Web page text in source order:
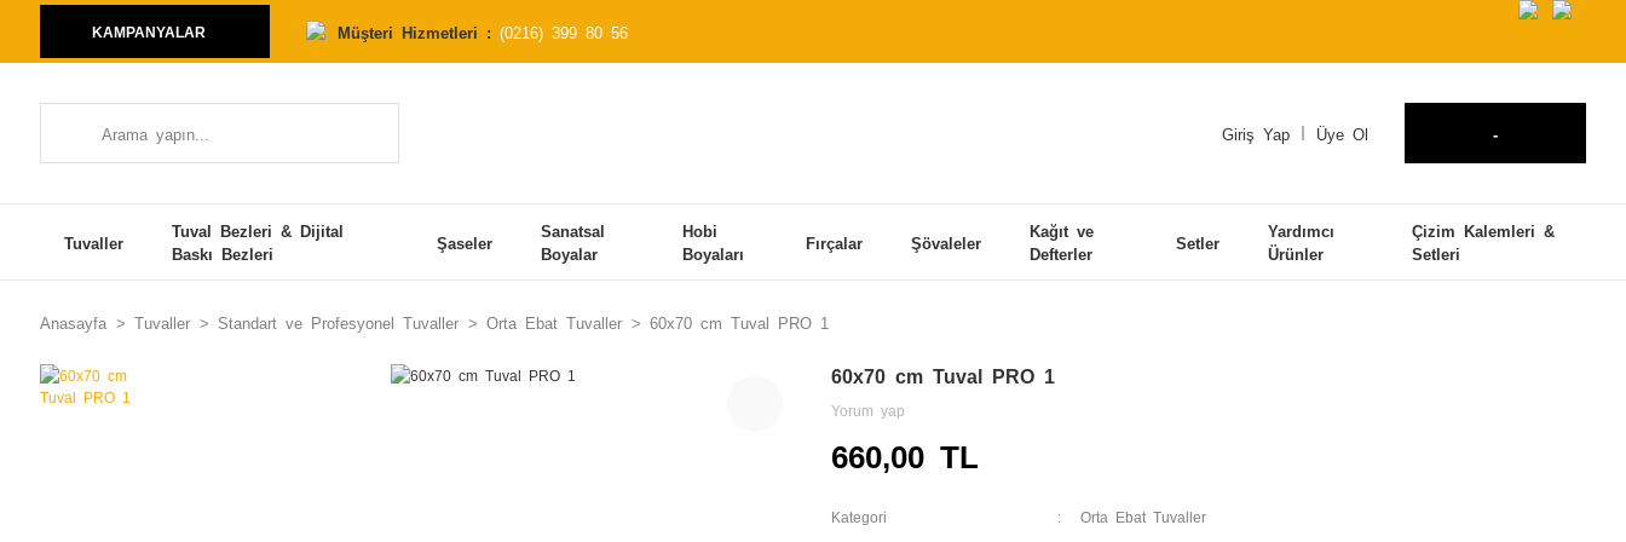
KAMPANYALAR Müşteri Hizmetleri : (0216) 399 80 56
Giriş Yap Üye Ol -
Tuvaller
Tuval Bezleri & Dijital
Baskı Bezleri
Şaseler
Sanatsal
Boyalar
Hobi
Boyaları
Fırçalar Şövaleler
Kağıt ve
Defterler
Setler
Yardımcı
Ürünler
Çizim Kalemleri &
Setleri
Anasayfa Tuvaller Standart ve Profesyonel Tuvaller Orta Ebat Tuvaller 60x70 cm Tuval PRO 1
60x70 cm Tuval PRO 1
Yorum yap
660,00 TL
Kategori Orta Ebat Tuvaller